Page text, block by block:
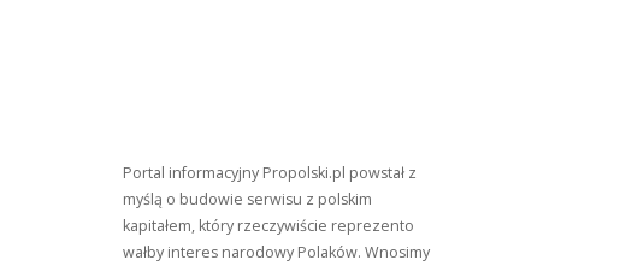
Portal informacyjny Propolski.pl powstał z
myślą o budowie serwisu z polskim
kapitałem, który rzeczywiście reprezento
wałby interes narodowy Polaków. Wnosimy